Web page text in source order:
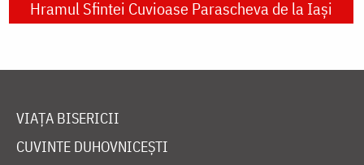
Hramul Sfintei Cuvioase Parascheva de la Iași
VIAȚA BISERICII
CUVINTE DUHOVNICEȘTI